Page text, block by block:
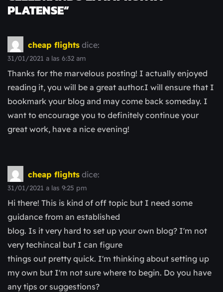
PLATENSE”
cheap flights dice:
31/01/2021 a las 6:32 am
Thanks for the marvelous posting! I actually enjoyed
reading it, you will be a great author.I will ensure that I
bookmark your blog and may come back someday. I
want to encourage you to definitely continue your
great work, have a nice evening!
cheap flights dice:
31/01/2021 a las 9:25 pm
Hi there! This is kind of off topic but I need some
guidance from an established
blog. Is it very hard to set up your own blog? I'm not
very techincal but I can figure
things out pretty quick. I'm thinking about setting up
my own but I'm not sure where to begin. Do you have
any tips or suggestions?